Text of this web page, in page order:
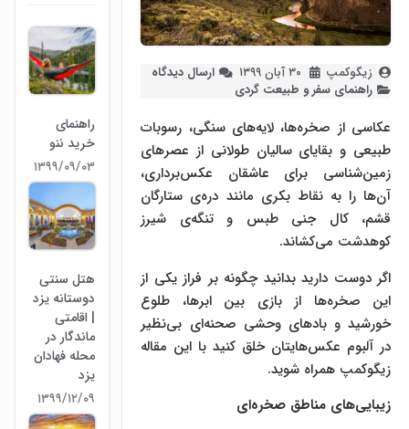
زیگوکمپ ۳۰ آبان ۱۳۹۹
ارسال دیدگاه
راهنمای سفر و طبیعت گردی
عکاسی از صخره‌ها، لایه‌های سنگی، رسوبات
طبیعی و بقایای سالیان طولانی از عصر‌های
زمین‌شناسی برای عاشقان عکس‌برداری،
آن‌ها را به نقاط بکری مانند دره‌ی ستارگان
قشم، کال جنی طبس و تنگه‌ی شیرز
کوهدشت می‌کشاند.
اگر دوست دارید بدانید چگونه بر فراز یکی از
این صخره‌ها از بازی بین ابر‌ها، طلوع
خورشید و باد‌های وحشی صحنه‌ای بی‌نظیر
در آلبوم عکس‌هایتان خلق کنید با این مقاله
زیگوکمپ همراه شوید.
زیبایی‌های مناطق صخره‌ای
راهنمای
خرید ننو
۱۳۹۹/۰۹/۰۳
هتل سنتی
دوستانه یزد
| اقامتی
ماندگار در
محله فهادان
یزد
۱۳۹۹/۱۲/۰۹